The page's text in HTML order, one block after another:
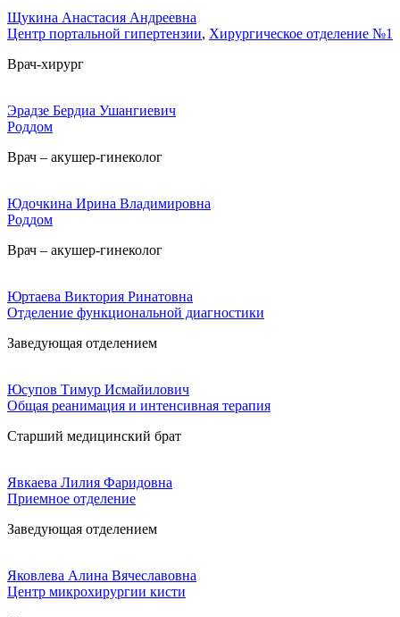
Щукина Анастасия Андреевна
Центр портальной гипертензии, Хирургическое отделение №1
Врач-хирург
Эрадзе Бердиа Ушангиевич
Роддом
Врач – акушер-гинеколог
Юдочкина Ирина Владимировна
Роддом
Врач – акушер-гинеколог
Юртаева Виктория Ринатовна
Отделение функциональной диагностики
Заведующая отделением
Юсупов Тимур Исмайилович
Общая реанимация и интенсивная терапия
Старший медицинский брат
Явкаева Лилия Фаридовна
Приемное отделение
Заведующая отделением
Яковлева Алина Вячеславовна
Центр микрохирургии кисти